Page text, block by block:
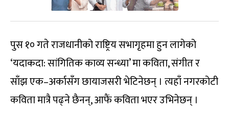
पुस १० गते राजधानीको राष्ट्रिय सभागृहमा हुन लागेको
‘यदाकदा: सांगितिक काव्य सन्ध्या’ मा कविता, संगीत र
साँझ एक–अर्कासँग छायाजसरी भेटिनेछन् । त्यहाँ नगरकोटी
कविता मात्रै पढ्ने छैनन्, आफैं कविता भएर उभिनेछन् ।